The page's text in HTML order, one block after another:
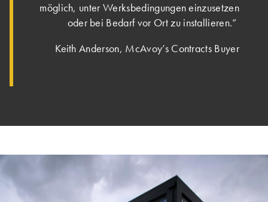
möglich, unter Werksbedingungen einzusetzen
oder bei Bedarf vor Ort zu installieren.”
Keith Anderson, McAvoy’s Contracts Buyer